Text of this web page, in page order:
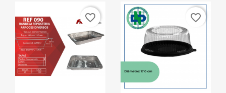
favorite_border favorite_border